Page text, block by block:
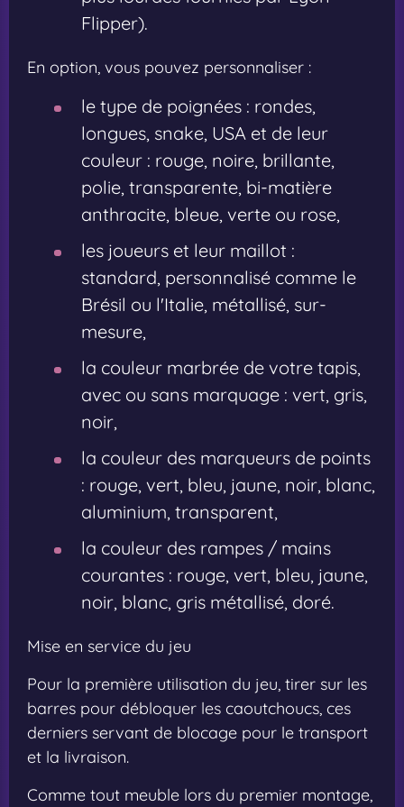
Flipper).
En option, vous pouvez personnaliser :
le type de poignées : rondes,
longues, snake, USA et de leur
couleur : rouge, noire, brillante,
polie, transparente, bi-matière
anthracite, bleue, verte ou rose,
les joueurs et leur maillot :
standard, personnalisé comme le
Brésil ou l'Italie, métallisé, sur-
mesure,
la couleur marbrée de votre tapis,
avec ou sans marquage : vert, gris,
noir,
la couleur des marqueurs de points
: rouge, vert, bleu, jaune, noir, blanc,
aluminium, transparent,
la couleur des rampes / mains
courantes : rouge, vert, bleu, jaune,
noir, blanc, gris métallisé, doré.
Mise en service du jeu
Pour la première utilisation du jeu, tirer sur les
barres pour débloquer les caoutchoucs, ces
derniers servant de blocage pour le transport
et la livraison.
Comme tout meuble lors du premier montage,